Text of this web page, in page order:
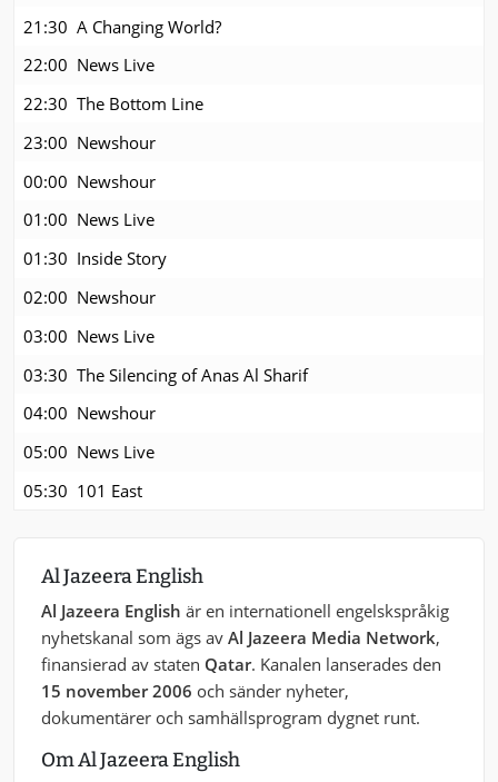
21:30 A Changing World?
22:00 News Live
22:30 The Bottom Line
23:00 Newshour
00:00 Newshour
01:00 News Live
01:30 Inside Story
02:00 Newshour
03:00 News Live
03:30 The Silencing of Anas Al Sharif
04:00 Newshour
05:00 News Live
05:30 101 East
Al Jazeera English
Al Jazeera English är en internationell engelskspråkig
nyhetskanal som ägs av Al Jazeera Media Network,
finansierad av staten Qatar. Kanalen lanserades den
15 november 2006 och sänder nyheter,
dokumentärer och samhällsprogram dygnet runt.
Om Al Jazeera English